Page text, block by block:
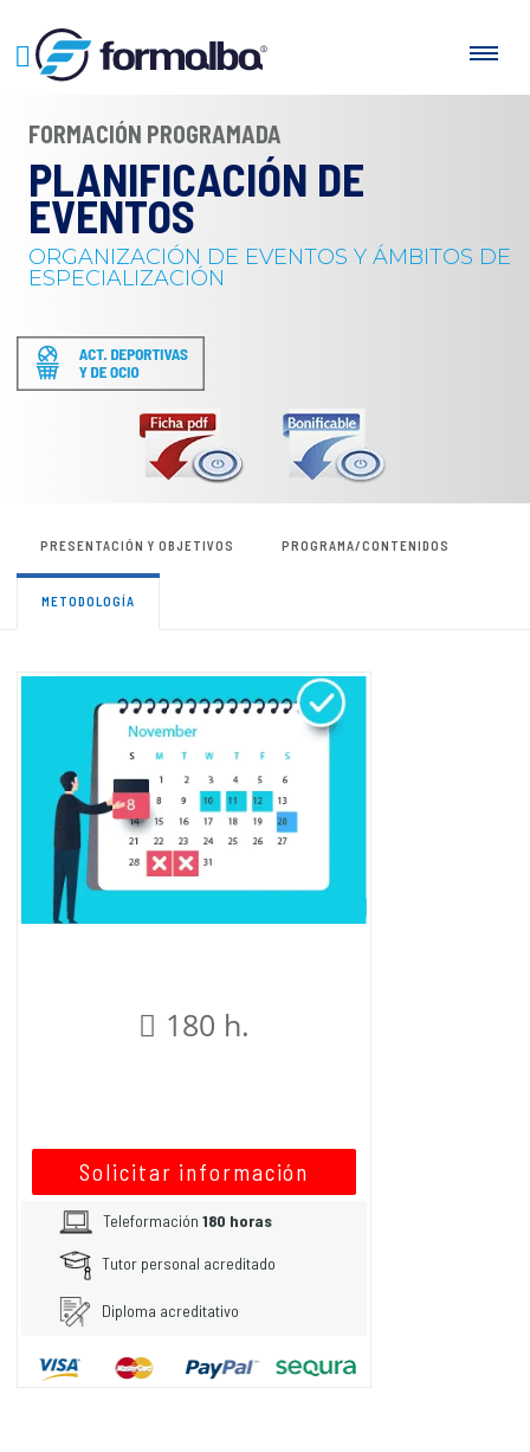
FORMACIÓN PROGRAMADA
PLANIFICACIÓN DE
EVENTOS
ORGANIZACIÓN DE EVENTOS Y ÁMBITOS DE
ESPECIALIZACIÓN
PRESENTACIÓN Y OBJETIVOS PROGRAMA/CONTENIDOS
METODOLOGÍA
180 h.
Solicitar información
Teleformación180 horas
Tutor personal acreditado
Diploma acreditativo